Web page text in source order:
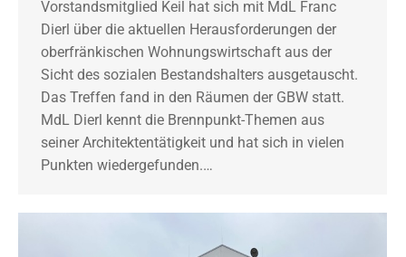
Vorstandsmitglied Keil hat sich mit MdL Franc
Dierl über die aktuellen Herausforderungen der
oberfränkischen Wohnungswirtschaft aus der
Sicht des sozialen Bestandshalters ausgetauscht.
Das Treffen fand in den Räumen der GBW statt.
MdL Dierl kennt die Brennpunkt-Themen aus
seiner Architektentätigkeit und hat sich in vielen
Punkten wiedergefunden.…